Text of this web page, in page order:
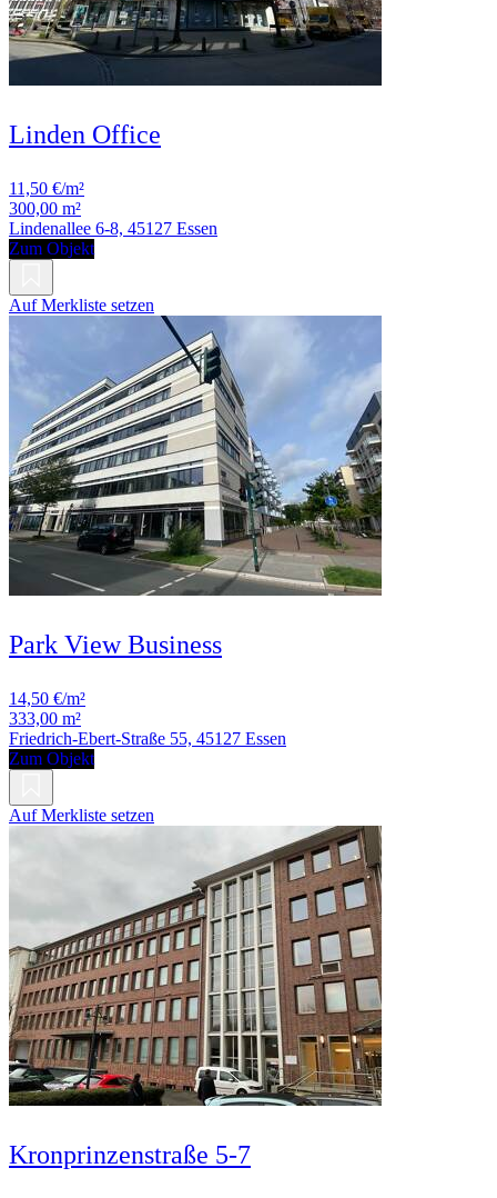
Linden Office
11,50 €/m²
300,00 m²
Lindenallee 6-8, 45127 Essen
Zum Objekt
Auf Merkliste setzen
Park View Business
14,50 €/m²
333,00 m²
Friedrich-Ebert-Straße 55, 45127 Essen
Zum Objekt
Auf Merkliste setzen
Kronprinzenstraße 5-7